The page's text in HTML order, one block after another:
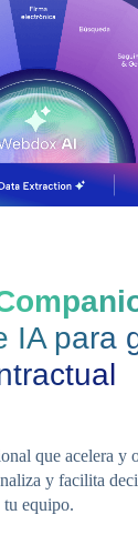
IA para
que acelera y
y facilita
tu equipo.